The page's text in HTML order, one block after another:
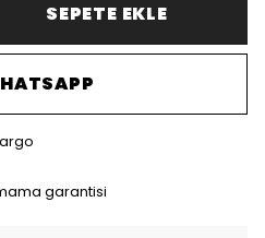
SEPETE EKLE
garantisi